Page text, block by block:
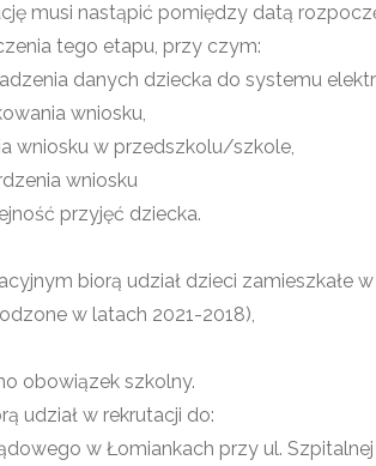
musi nastąpić pomiędzy datą
tego etapu, przy czym:
danych dziecka do systemu
wniosku,
wniosku w przedszkolu/szkole,
wniosku
przyjęć dziecka.
biorą udział dzieci zamieszkałe
w latach 2021-2018),
obowiązek szkolny.
udział w rekrutacji do:
w Łomiankach przy ul. Szpitalnej